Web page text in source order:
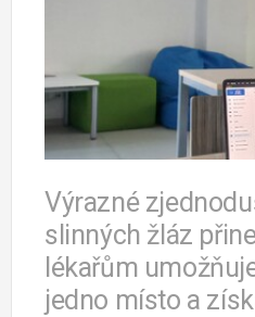
Výrazné
slinných žláz
lékařům
jedno místo a